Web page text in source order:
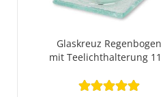
Glaskreuz Regenbogen
mit Teelichthalterung